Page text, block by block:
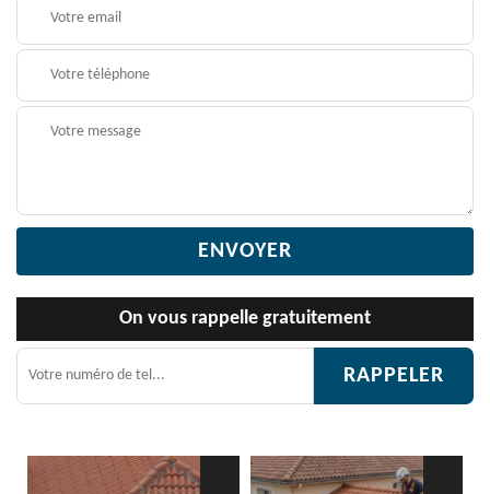
On vous rappelle gratuitement